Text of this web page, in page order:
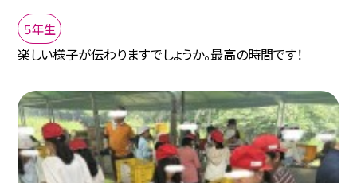
５年生
楽しい様子が伝わりますでしょうか。最高の時間です！